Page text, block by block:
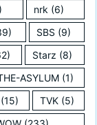
nrk (6)
SBS (9)
Starz (8)
ASYLUM(1)
(15) TVK(5)